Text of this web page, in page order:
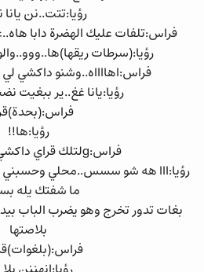
رؤيا:تتت..نن يانا
فراس:تلفات عليك الهضرة دابا
رؤيا:(سرطات
فراس:اهااااه..وشنو داكشي
رؤيا:يانا غغ..ير
رؤيا:ها!!
فراس:gلتلك قراي داكشي لي صيفطتي
رؤيا:ااا هه شو سسس..محلي وحسبني
ما شفتك يله
بغات تدور تخرج وهو يضرب الباب
بلاصتها